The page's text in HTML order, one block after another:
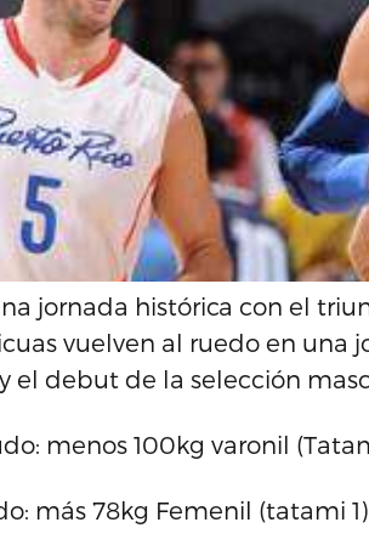
jornada histórica con el
vuelven al ruedo en una
el debut de la selección
menos 100kg varonil
más 78kg Femenil (tatami